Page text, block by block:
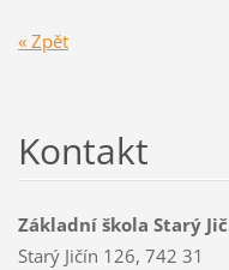
« Zpět
Kontakt
Základní škola Starý
Starý Jičín 126, 742 31